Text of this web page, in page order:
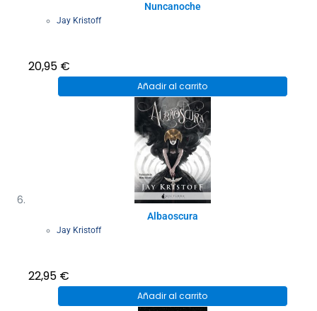
Nuncanoche
Jay Kristoff
20,95 €
Añadir al carrito
Albaoscura
Jay Kristoff
22,95 €
Añadir al carrito